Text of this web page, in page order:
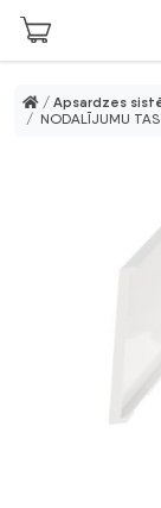
Skip to main
/ Apsardzes
/ NODALĪJUMU